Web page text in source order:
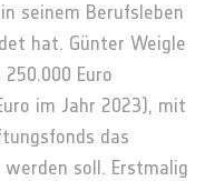
seinem Berufsleben
hat. Günter Weigle
Euro
im Jahr 2023), mit
das
soll. Erstmalig